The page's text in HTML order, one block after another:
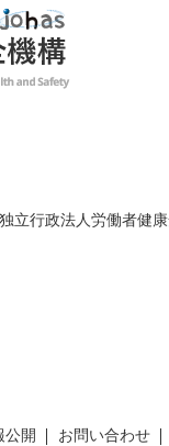
立行政法人労働者健
公開
お問い合わせ